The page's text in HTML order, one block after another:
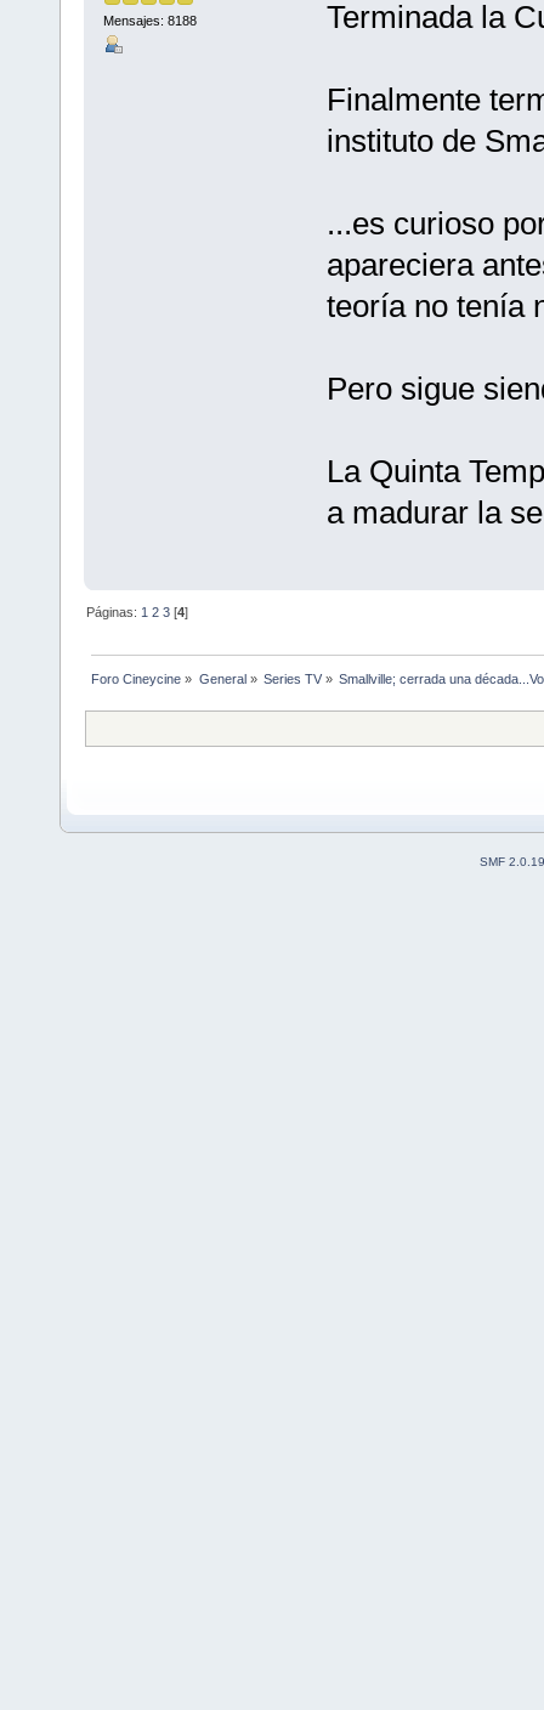
Mensajes: 8188 Terminada la
Finalmente
instituto de
...es curioso
apareciera
teoría no tenía
Pero sigue
La Quinta
a madurar la
Páginas: 1 2 3 [4]
Foro Cineycine » General» Series TV» Smallville; cerrada una
SMF 2.0.19